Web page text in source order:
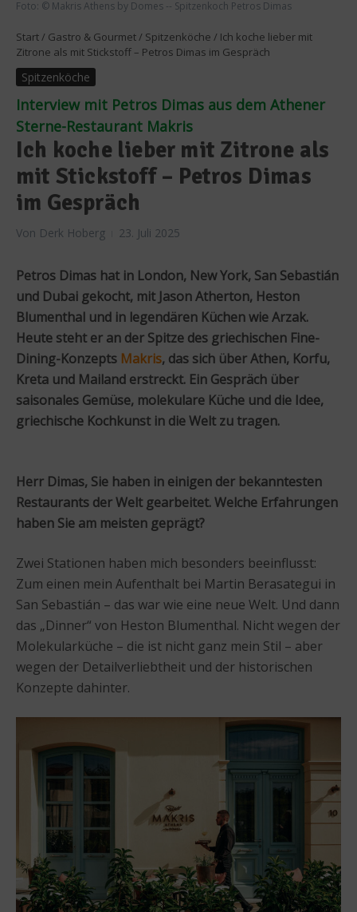
Foto: © Makris Athens by Domes -- Spitzenkoch Petros Dimas
Start / Gastro & Gourmet / Spitzenköche / Ich koche lieber mit
Zitrone als mit Stickstoff – Petros Dimas im Gespräch
Spitzenköche
Interview mit Petros Dimas aus dem Athener
Sterne-Restaurant Makris
Ich koche lieber mit Zitrone als
mit Stickstoff – Petros Dimas
im Gespräch
Von Derk Hoberg 23. Juli 2025
Petros Dimas hat in London, New York, San Sebastián
und Dubai gekocht, mit Jason Atherton, Heston
Blumenthal und in legendären Küchen wie Arzak.
Heute steht er an der Spitze des griechischen Fine-
Dining-Konzepts Makris, das sich über Athen, Korfu,
Kreta und Mailand erstreckt. Ein Gespräch über
saisonales Gemüse, molekulare Küche und die Idee,
griechische Kochkunst in die Welt zu tragen.
Herr Dimas, Sie haben in einigen der bekanntesten
Restaurants der Welt gearbeitet. Welche Erfahrungen
haben Sie am meisten geprägt?
Zwei Stationen haben mich besonders beeinflusst:
Zum einen mein Aufenthalt bei Martin Berasategui in
San Sebastián – das war wie eine neue Welt. Und dann
das „Dinner“ von Heston Blumenthal. Nicht wegen der
Molekularküche – die ist nicht ganz mein Stil – aber
wegen der Detailverliebtheit und der historischen
Konzepte dahinter.